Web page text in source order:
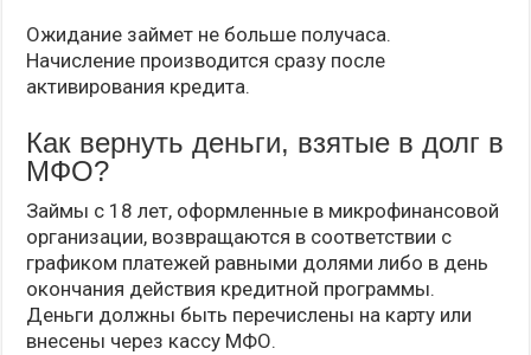
Ожидание займет не больше получаса.
Начисление производится сразу после
активирования кредита.
Как вернуть деньги, взятые в долг в
МФО?
Займы с 18 лет, оформленные в микрофинансовой
организации, возвращаются в соответствии с
графиком платежей равными долями либо в день
окончания действия кредитной программы.
Деньги должны быть перечислены на карту или
внесены через кассу МФО.